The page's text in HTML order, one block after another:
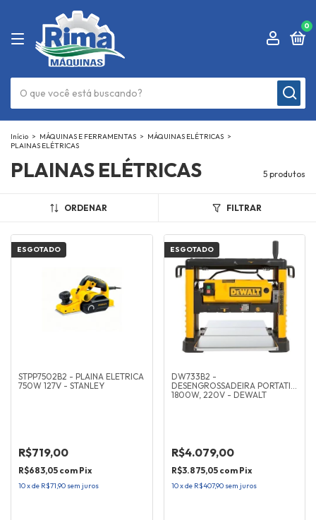
0
Início > MÁQUINAS E FERRAMENTAS > MÁQUINAS ELÉTRICAS >
PLAINAS ELÉTRICAS
PLAINAS ELÉTRICAS 5 produtos
ORDENAR FILTRAR
ESGOTADO
STPP7502B2 - PLAINA ELETRICA
750W 127V - STANLEY
R$719,00
R$683,05 com Pix
10xde R$71,90 sem juros
ESGOTADO
DW733B2 -
DESENGROSSADEIRA PORTATIL
1800W, 220V - DEWALT
R$4.079,00
R$3.875,05 com Pix
10xde R$407,90 sem juros